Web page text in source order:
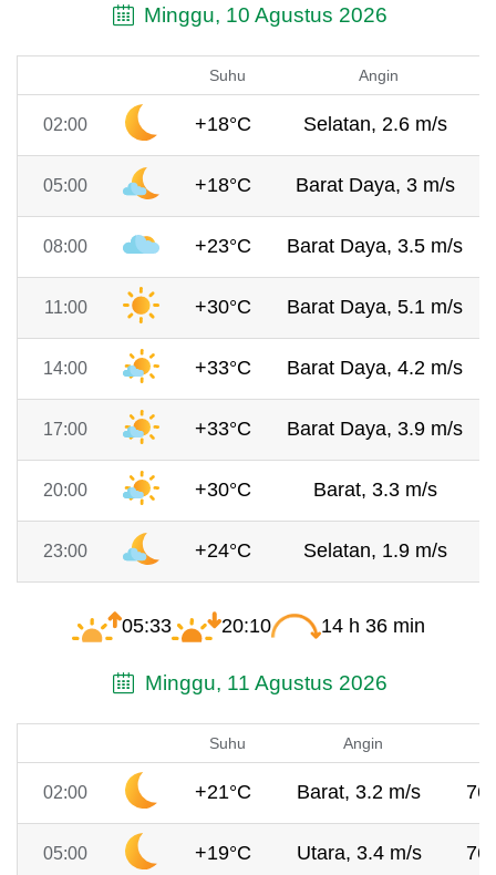
Minggu, 10 Agustus 2026
Suhu Angin
02:00 +18°C Selatan, 2.6 m/s
05:00 +18°C Barat Daya, 3 m/s
08:00 +23°C Barat Daya, 3.5 m/s
11:00 +30°C Barat Daya, 5.1 m/s
14:00 +33°C Barat Daya, 4.2 m/s
17:00 +33°C Barat Daya, 3.9 m/s
20:00 +30°C Barat, 3.3 m/s
23:00 +24°C Selatan, 1.9 m/s
05:33 20:10 14 h 36 min
Minggu, 11 Agustus 2026
Suhu Angin
02:00 +21°C Barat, 3.2 m/s
05:00 +19°C Utara, 3.4 m/s